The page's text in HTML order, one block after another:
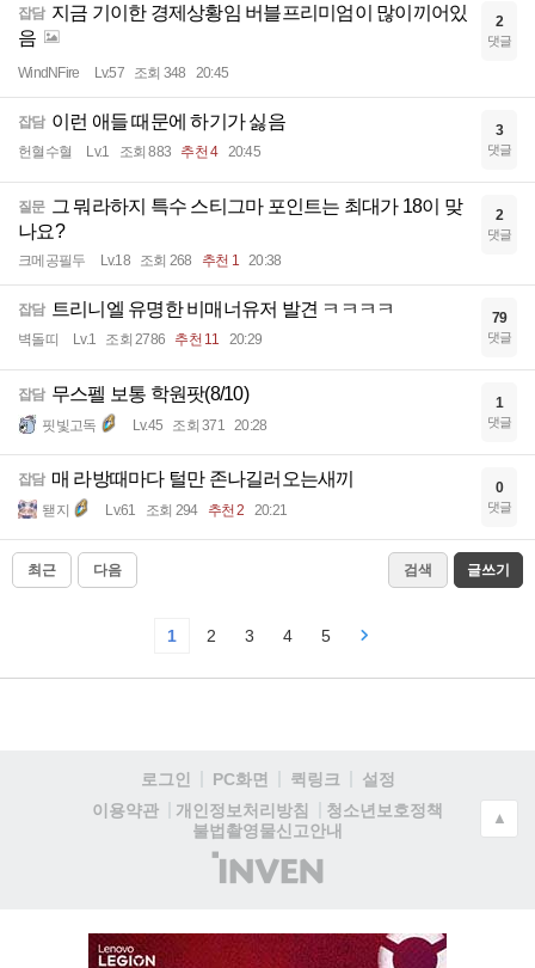
잡담 지금 기이한 경제상황임 버블프리미엄이 많이끼어있
음
WindNFire Lv.57 조회 348 20:45
2
댓글
잡담 이런 애들 때문에 하기가 싫음
헌혈수혈 Lv.1 조회 883 추천 4 20:45
3
댓글
질문 그 뭐라하지 특수 스티그마 포인트는 최대가 18이 맞
나요?
크메공필두 Lv.18 조회 268 추천 1 20:38
2
댓글
잡담 트리니엘 유명한 비매너유저 발견 ㅋㅋㅋㅋ
벽돌띠 Lv.1 조회 2786 추천 11 20:29
79
댓글
잡담 무스펠 보통 학원팟(8/10)
핏빛고독 Lv.45 조회 371 20:28
1
댓글
잡담 매 라방때마다 털만 존나길러오는새끼
됃지 Lv.61 조회 294 추천 2 20:21
0
댓글
최근 다음 검색 글쓰기
1 2 3 4 5
로그인 PC화면 퀵링크
설정
이용약관
개인정보처리방침
청소년보호정책
불법촬영물신고안내
(주)
인
▲